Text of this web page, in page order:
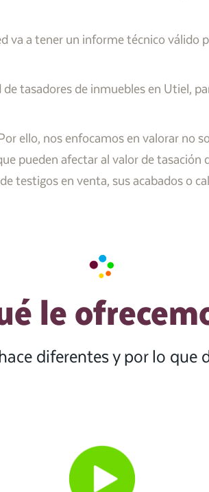
va a tener un informe técnico válido
tasadores de inmuebles en Utiel,
ello, nos enfocamos en valorar no
pueden afectar al valor de tasación
testigos en venta, sus acabados o
le
diferentes y por lo que